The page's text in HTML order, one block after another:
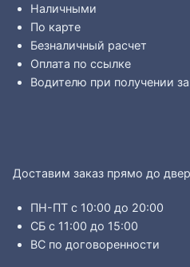
Наличными
По карте
Безналичный расчет
Оплата по ссылке
Водителю при получении
Доставим заказ прямо до
ПН-ПТ с 10:00 до 20:00
СБ с 11:00 до 15:00
ВС по договоренности